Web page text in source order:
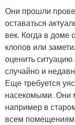
Они прошли
оставаться
век. Когда в доме
клопов или
оценить
случайно и
Еще требуется
насекомыми. Они
например в
всем